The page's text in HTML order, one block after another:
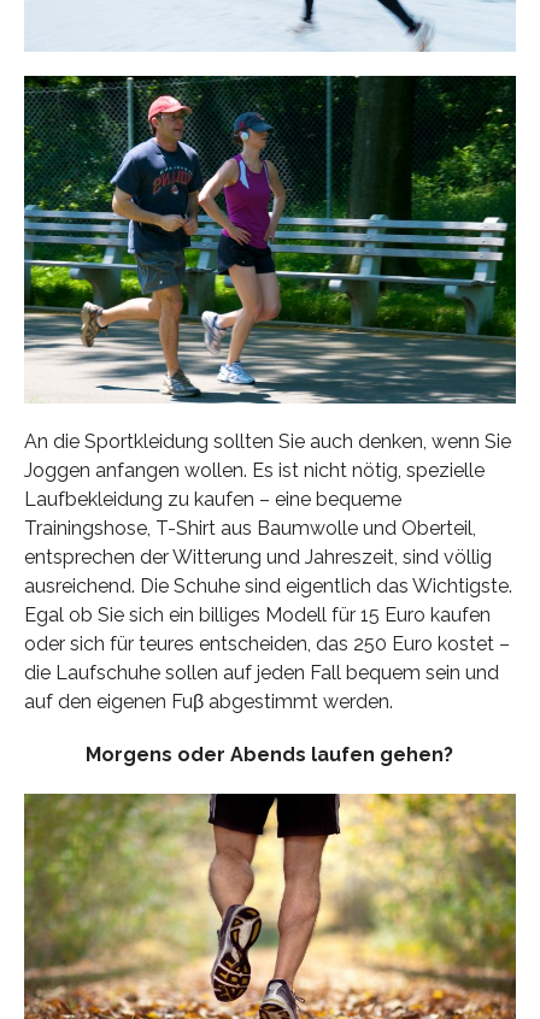
An die Sportkleidung sollten Sie auch denken, wenn Sie
Joggen anfangen wollen. Es ist nicht nötig, spezielle
Laufbekleidung zu kaufen – eine bequeme
Trainingshose, T-Shirt aus Baumwolle und Oberteil,
entsprechen der Witterung und Jahreszeit, sind völlig
ausreichend. Die Schuhe sind eigentlich das Wichtigste.
Egal ob Sie sich ein billiges Modell für 15 Euro kaufen
oder sich für teures entscheiden, das 250 Euro kostet –
die Laufschuhe sollen auf jeden Fall bequem sein und
auf den eigenen Fuβ abgestimmt werden.
Morgens oder Abends laufen gehen?